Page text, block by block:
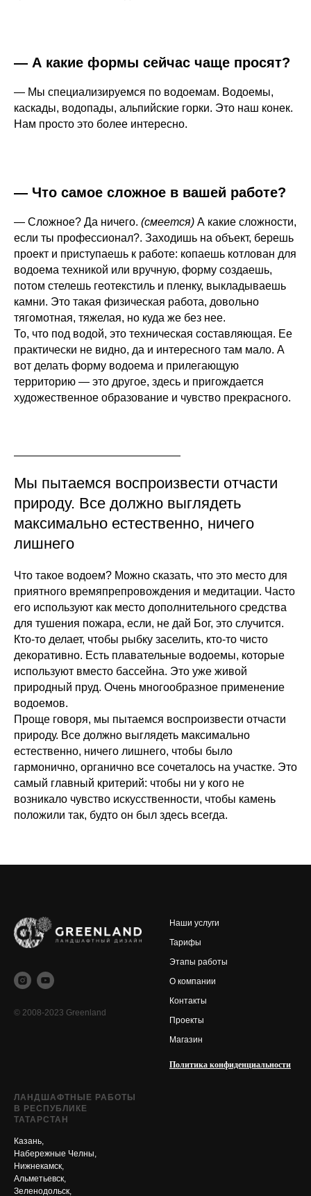
— А какие формы сейчас чаще просят?
— Мы специализируемся по водоемам. Водоемы,
каскады, водопады, альпийские горки. Это наш конек.
Нам просто это более интересно.
— Что самое сложное в вашей работе?
— Сложное? Да ничего. (смеется) А какие сложности,
если ты профессионал?. Заходишь на объект, берешь
проект и приступаешь к работе: копаешь котлован для
водоема техникой или вручную, форму создаешь,
потом стелешь геотекстиль и пленку, выкладываешь
камни. Это такая физическая работа, довольно
тягомотная, тяжелая, но куда же без нее.
То, что под водой, это техническая составляющая. Ее
практически не видно, да и интересного там мало. А
вот делать форму водоема и прилегающую
территорию — это другое, здесь и пригождается
художественное образование и чувство прекрасного.
Мы пытаемся воспроизвести отчасти
природу. Все должно выглядеть
максимально естественно, ничего
лишнего
Что такое водоем? Можно сказать, что это место для
приятного времяпрепровождения и медитации. Часто
его используют как место дополнительного средства
для тушения пожара, если, не дай Бог, это случится.
Кто-то делает, чтобы рыбку заселить, кто-то чисто
декоративно. Есть плавательные водоемы, которые
используют вместо бассейна. Это уже живой
природный пруд. Очень многообразное применение
водоемов.
Проще говоря, мы пытаемся воспроизвести отчасти
природу. Все должно выглядеть максимально
естественно, ничего лишнего, чтобы было
гармонично, органично все сочеталось на участке. Это
самый главный критерий: чтобы ни у кого не
возникало чувство искусственности, чтобы камень
положили так, будто он был здесь всегда.
© 2008-2023 Greenland
Наши услуги
Тарифы
Этапы работы
О компании
Контакты
Проекты
Магазин
Политика конфиденциальности
ЛАНДШАФТНЫЕ РАБОТЫ
В РЕСПУБЛИКЕ
ТАТАРСТАН
Казань,
Набережные Челны,
Нижнекамск,
Альметьевск,
Зеленодольск,